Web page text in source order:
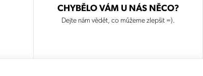
CHYBĚLO VÁM U NÁS NĚCO?
Dejte nám vědět, co můžeme zlepšit =).